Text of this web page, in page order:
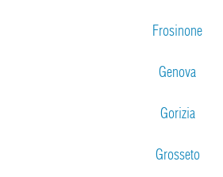
Frosinone
Genova
Gorizia
Grosseto